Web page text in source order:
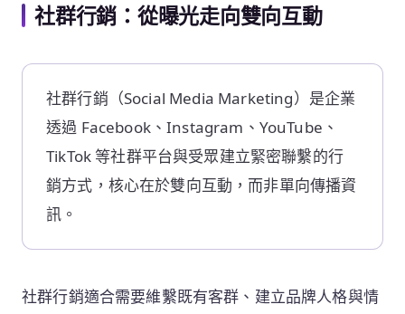
社群行銷：從曝光走向雙向互動
社群行銷（Social Media Marketing）是企業
透過 Facebook、Instagram、YouTube、
TikTok 等社群平台與受眾建立緊密聯繫的行
銷方式，核心在於雙向互動，而非單向傳播資
訊。
社群行銷適合需要維繫既有客群、建立品牌人格與情